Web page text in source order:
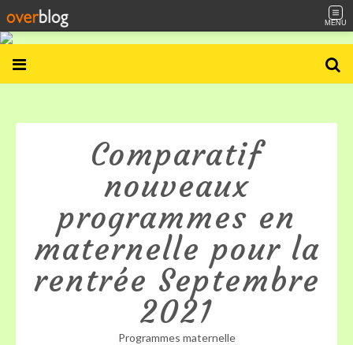
MENU
Comparatif
nouveaux
programmes en
maternelle pour la
rentrée Septembre
2021
Programmes maternelle